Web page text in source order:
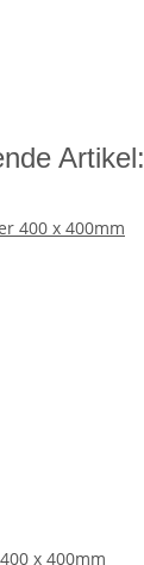
Artikel:
x 400mm